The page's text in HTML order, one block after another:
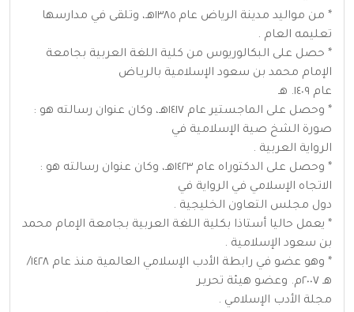
* من مواليد مدينة الرياض عام ١٣٨٥هـ، وتلقى في مدارسها
تعليمه العام .
* حصل على البكالوريوس من كلية اللغة العربية بجامعة
الإمام محمد بن سعود الإسلامية بالريـاض
عام ١٤٠٩. هـ
* وحصل على الماجستير عام ١٤١٧هـ، وكان عنوان رسالته هو :
صورة الشخ صية الإسلامية في
الرواية العربية .
* وحصل على الدكتوراه عام ١٤٢٣هـ، وكان عنوان رسالته هو :
الاتجاه الإسلامي في الرواية في
دول مجلس التعاون الخليجية .
* يعمل حاليا أستاذا بكلية اللغة العربية بجامعة الإمام محمد
بن سعود الإسلامية .
* وهو عضو في رابطة الأدب الإسلامي العالمية منذ عام ١٤٢٨/
هـ ٢٠٠٧م. وعضو هيئة تحريـر
مجلة الأدب الإسلامي .